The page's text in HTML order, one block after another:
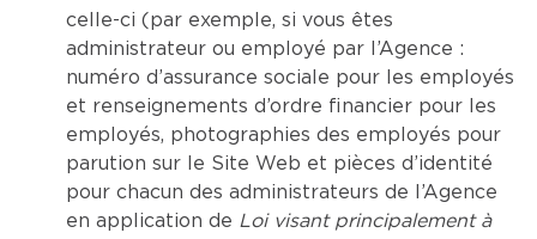
celle-ci (par exemple, si vous êtes
administrateur ou employé par l’Agence :
numéro d’assurance sociale pour les employés
et renseignements d’ordre financier pour les
employés, photographies des employés pour
parution sur le Site Web et pièces d’identité
pour chacun des administrateurs de l’Agence
en application de Loi visant principalement à